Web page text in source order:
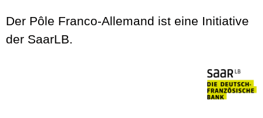
Der Pôle Franco-Allemand ist eine Initiative
der SaarLB.